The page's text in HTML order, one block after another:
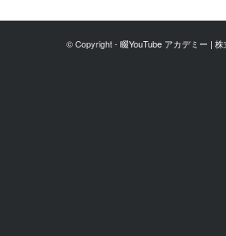
© Copyright - 畷YouTube アカデミー | 株